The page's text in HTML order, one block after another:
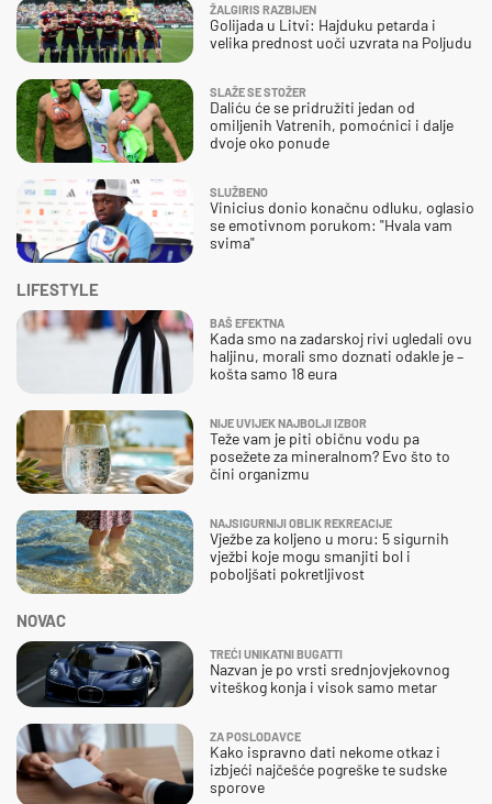
ŽALGIRIS RAZBIJEN
Golijada u Litvi: Hajduku petarda i
velika prednost uoči uzvrata na Poljudu
SLAŽE SE STOŽER
Daliću će se pridružiti jedan od
omiljenih Vatrenih, pomoćnici i dalje
dvoje oko ponude
SLUŽBENO
Vinicius donio konačnu odluku, oglasio
se emotivnom porukom: "Hvala vam
svima"
NOVAC
TREĆI UNIKATNI BUGATTI
Nazvan je po vrsti srednjovjekovnog
viteškog konja i visok samo metar
ZA POSLODAVCE
Kako ispravno dati nekome otkaz i
izbjeći najčešće pogreške te sudske
sporove
LIFESTYLE
BAŠ EFEKTNA
Kada smo na zadarskoj rivi ugledali ovu
haljinu, morali smo doznati odakle je –
košta samo 18 eura
NIJE UVIJEK NAJBOLJI IZBOR
Teže vam je piti običnu vodu pa
posežete za mineralnom? Evo što to
čini organizmu
NAJSIGURNIJI OBLIK REKREACIJE
Vježbe za koljeno u moru: 5 sigurnih
vježbi koje mogu smanjiti bol i
poboljšati pokretljivost